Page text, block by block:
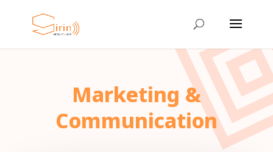
Marketing &
Communication